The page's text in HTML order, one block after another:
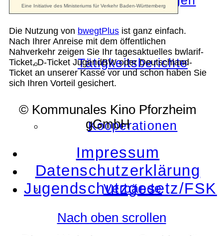
Tätigkeitsberichte
Kooperationen
Verbände
Die Nutzung von bwegtPlus ist ganz einfach.
Nach Ihrer Anreise mit dem öffentlichen
Nahverkehr zeigen Sie Ihr tagesaktuelles bwlarif-
Ticket, D-Ticket JugendBW oder Deutschland-
Ticket an unserer Kasse vor und schon haben Sie
sich Ihren Vorteil gesichert.
© Kommunales Kino Pforzheim
gGmbH
Impressum
Datenschutzerklärung
Jugendschutzgesetz/FSK
Nach oben scrollen